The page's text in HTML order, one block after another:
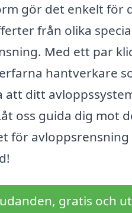
gör det enkelt för
från olika
Med ett par
hantverkare
att ditt
oss guida dig mot
för avloppsrensning
gratis och